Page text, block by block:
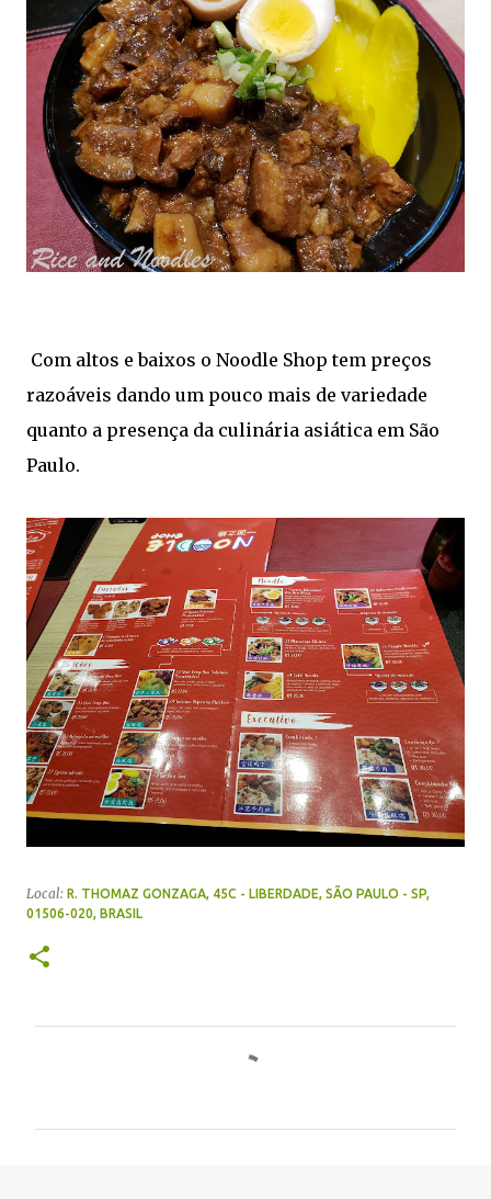
Com altos e baixos o Noodle Shop tem preços
razoáveis dando um pouco mais de variedade
quanto a presença da culinária asiática em São
Paulo.
Local: R. THOMAZ GONZAGA, 45C - LIBERDADE, SÃO PAULO - SP,
01506-020, BRASIL